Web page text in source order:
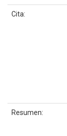
Cita:
Resumen: